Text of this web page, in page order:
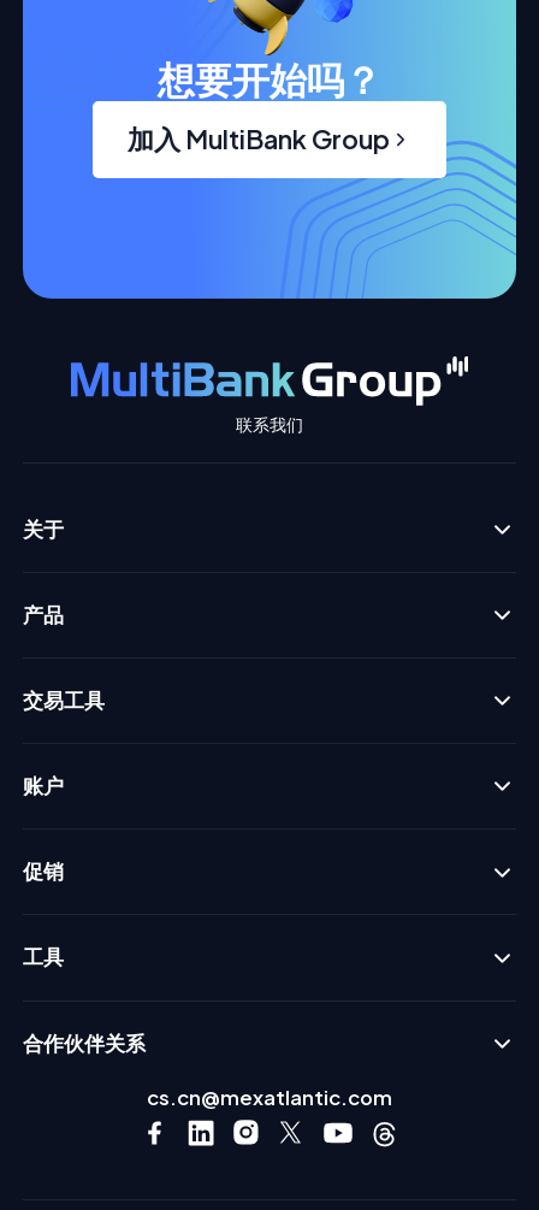
想要开始吗？
加入 MultiBank Group
联系我们
关于
产品
交易工具
账户
促销
工具
合作伙伴关系
cs.cn@mexatlantic.com